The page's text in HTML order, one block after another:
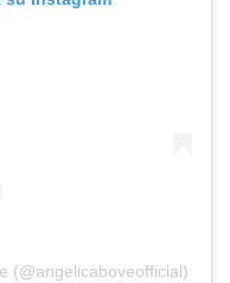
(@angelicaboveofficial)